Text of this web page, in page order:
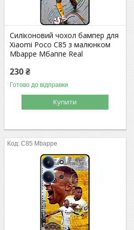
Силіконовий чохол бампер для
Xiaomi Poco C85 з малюнком
Mbappe Мбаппе Real
230 ₴
Готово до відправки
Купити
C85 Mbappe